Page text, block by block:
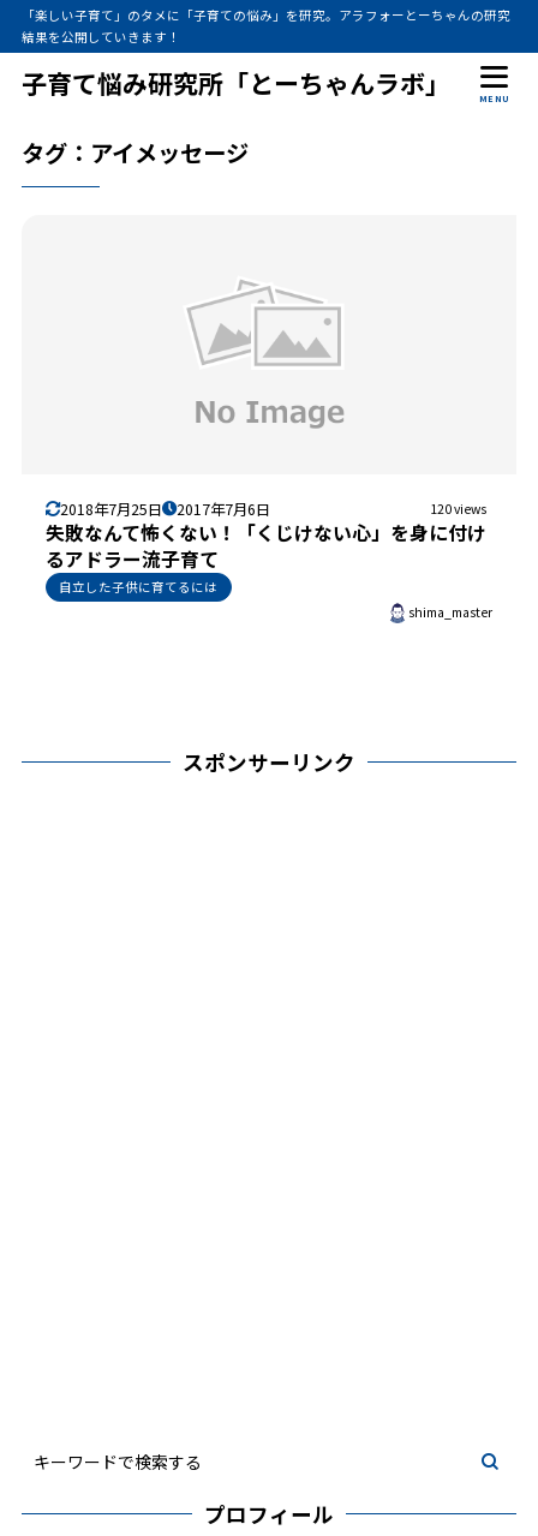
「楽しい子育て」のタメに「子育ての悩み」を研究。アラフォーとーちゃんの研究
結果を公開していきます！
子育て悩み研究所「とーちゃんラボ」 MENU
タグ：アイメッセージ
2018年7月25日 2017年7月6日 120 views
失敗なんて怖くない！「くじけない心」を身に付け
るアドラー流子育て
自立した子供に育てるには
shima_master
スポンサーリンク
プロフィール